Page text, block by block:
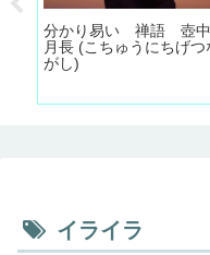
分かり易い 禅語 壺中
月長 (こちゅうにちげつ
がし)
イライラ